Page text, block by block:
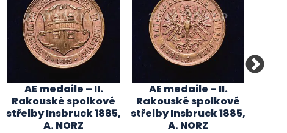
AE medaile – II.
Rakouské spolkové
střelby Insbruck 1885,
A. NORZ
AE medaile – II.
Rakouské spolkové
střelby Insbruck 1885,
A. NORZ